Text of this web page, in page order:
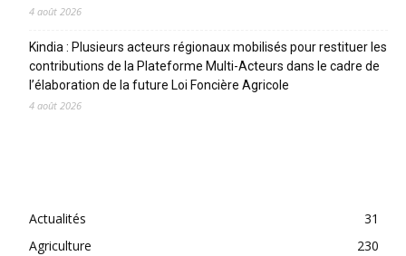
4 août 2026
Kindia : Plusieurs acteurs régionaux mobilisés pour restituer les
contributions de la Plateforme Multi-Acteurs dans le cadre de
l’élaboration de la future Loi Foncière Agricole
4 août 2026
Actualités
31
Agriculture
230